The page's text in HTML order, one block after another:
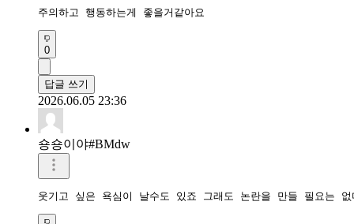
주의하고 행동하는게 좋을거같아요
0
답글 쓰기
2026.06.05 23:36
숑숑이야#BMdw
웃기고 싶은 욕심이 날수도 있죠 그래도 논란을 만들 필요는 없